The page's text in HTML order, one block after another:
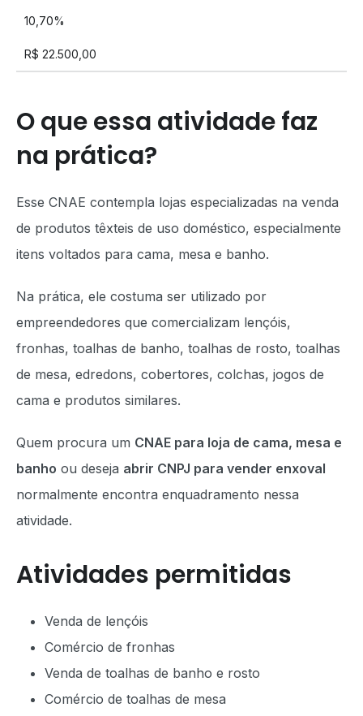
10,70%
R$ 22.500,00
O que essa atividade faz
na prática?
Esse CNAE contempla lojas especializadas na venda
de produtos têxteis de uso doméstico, especialmente
itens voltados para cama, mesa e banho.
Na prática, ele costuma ser utilizado por
empreendedores que comercializam lençóis,
fronhas, toalhas de banho, toalhas de rosto, toalhas
de mesa, edredons, cobertores, colchas, jogos de
cama e produtos similares.
Quem procura um CNAE para loja de cama, mesa e
banho ou deseja abrir CNPJ para vender enxoval
normalmente encontra enquadramento nessa
atividade.
Atividades permitidas
Venda de lençóis
Comércio de fronhas
Venda de toalhas de banho e rosto
Comércio de toalhas de mesa